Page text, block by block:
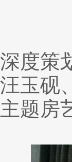
深度策
汪玉砚
主题房